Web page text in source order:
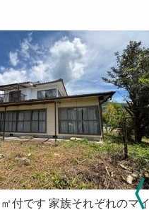
付です 家族それぞれのマイ